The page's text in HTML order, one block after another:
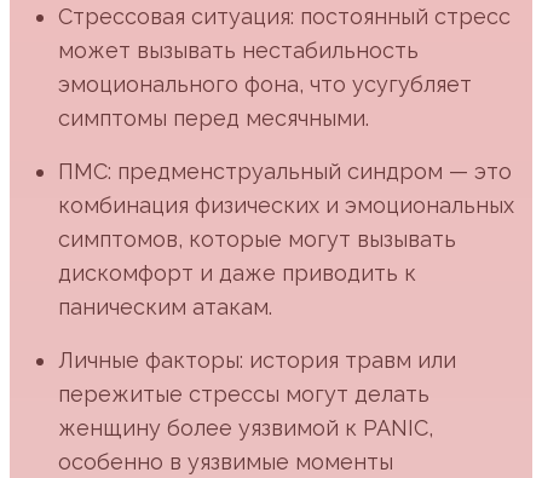
Стрессовая ситуация: постоянный стресс
может вызывать нестабильность
эмоционального фона, что усугубляет
симптомы перед месячными.
ПМС: предменструальный синдром — это
комбинация физических и эмоциональных
симптомов, которые могут вызывать
дискомфорт и даже приводить к
паническим атакам.
Личные факторы: история травм или
пережитые стрессы могут делать
женщину более уязвимой к PANIC,
особенно в уязвимые моменты